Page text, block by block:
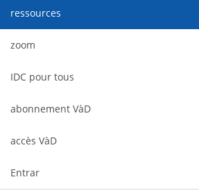
ressources
zoom
IDC pour tous
abonnement VàD
accès VàD
Entrar